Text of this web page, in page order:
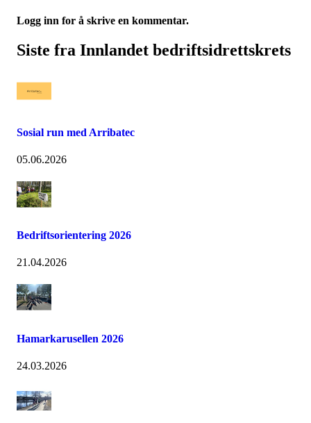
Logg inn for å skrive en kommentar.
Siste fra Innlandet bedriftsidrettskrets
Sosial run med Arribatec
05.06.2026
Bedriftsorientering 2026
21.04.2026
Hamarkarusellen 2026
24.03.2026